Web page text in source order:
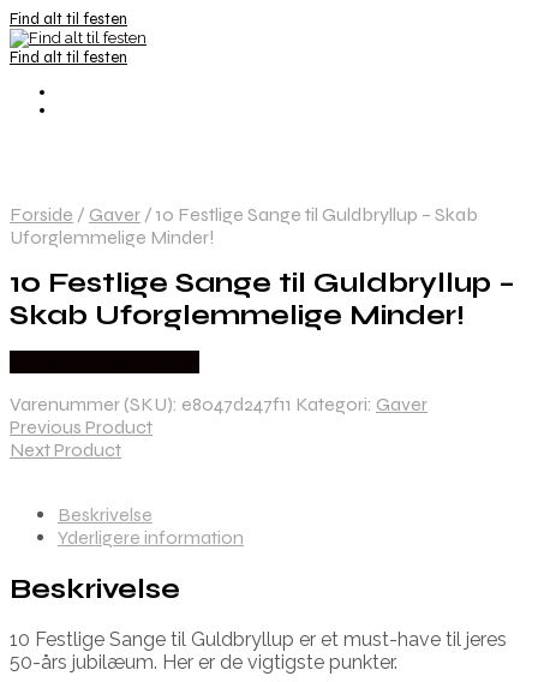
Find alt til festen
Find alt til festen
Forside / Gaver / 10 Festlige Sange til Guldbryllup – Skab
Uforglemmelige Minder!
10 Festlige Sange til Guldbryllup –
Skab Uforglemmelige Minder!
Varenummer (SKU): e8047d247f11 Kategori: Gaver
Previous Product
Next Product
Beskrivelse
Yderligere information
Beskrivelse
10 Festlige Sange til Guldbryllup er et must-have til jeres
50-års jubilæum. Her er de vigtigste punkter.